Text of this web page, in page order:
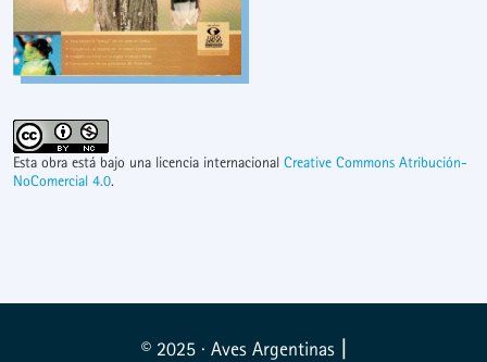
Esta obra está bajo una licencia internacional Creative Commons Atribución-
NoComercial 4.0.
© 2025 · Aves Argentinas